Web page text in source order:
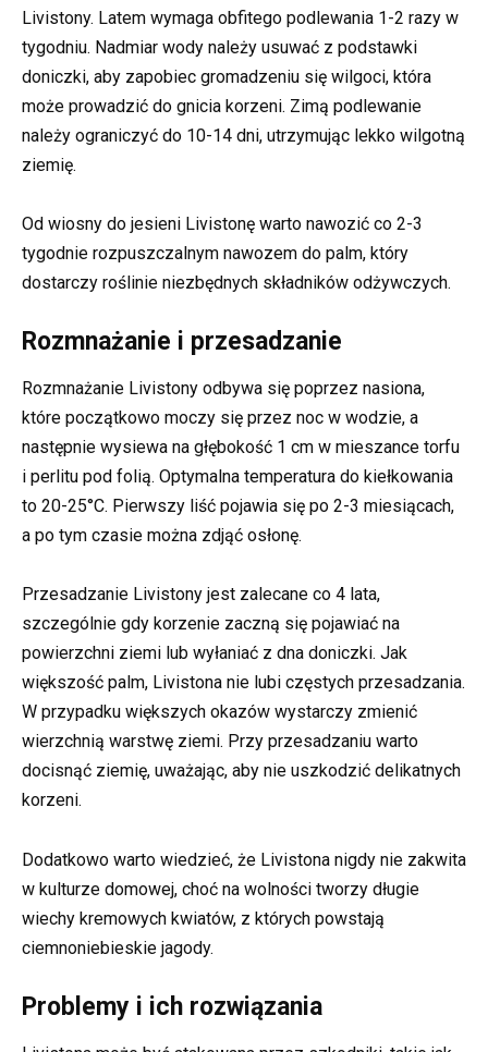
Livistony. Latem wymaga obfitego podlewania 1-2 razy w
tygodniu. Nadmiar wody należy usuwać z podstawki
doniczki, aby zapobiec gromadzeniu się wilgoci, która
może prowadzić do gnicia korzeni. Zimą podlewanie
należy ograniczyć do 10-14 dni, utrzymując lekko wilgotną
ziemię.
Od wiosny do jesieni Livistonę warto nawozić co 2-3
tygodnie rozpuszczalnym nawozem do palm, który
dostarczy roślinie niezbędnych składników odżywczych.
Rozmnażanie i przesadzanie
Rozmnażanie Livistony odbywa się poprzez nasiona,
które początkowo moczy się przez noc w wodzie, a
następnie wysiewa na głębokość 1 cm w mieszance torfu
i perlitu pod folią. Optymalna temperatura do kiełkowania
to 20-25°C. Pierwszy liść pojawia się po 2-3 miesiącach,
a po tym czasie można zdjąć osłonę.
Przesadzanie Livistony jest zalecane co 4 lata,
szczególnie gdy korzenie zaczną się pojawiać na
powierzchni ziemi lub wyłaniać z dna doniczki. Jak
większość palm, Livistona nie lubi częstych przesadzania.
W przypadku większych okazów wystarczy zmienić
wierzchnią warstwę ziemi. Przy przesadzaniu warto
docisnąć ziemię, uważając, aby nie uszkodzić delikatnych
korzeni.
Dodatkowo warto wiedzieć, że Livistona nigdy nie zakwita
w kulturze domowej, choć na wolności tworzy długie
wiechy kremowych kwiatów, z których powstają
ciemnoniebieskie jagody.
Problemy i ich rozwiązania